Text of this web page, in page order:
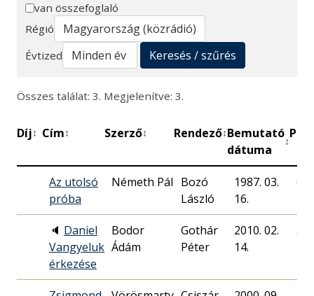
Keresés
van összefoglaló
Régió
Évtized
Keresés / szűrés
Összes találat: 3. Megjelenítve: 3.
Díj↕ Cím↕ Szerző↕ Rendező↕Bemutató
dátuma
↕
Perc
Az utolsó
próba
Németh Pál Bozó
László
1987. 03.
16.
60
🔈 Daniel
Vangyeluk
érkezése
Bodor
Ádám
Gothár
Péter
2010. 02.
14.
55